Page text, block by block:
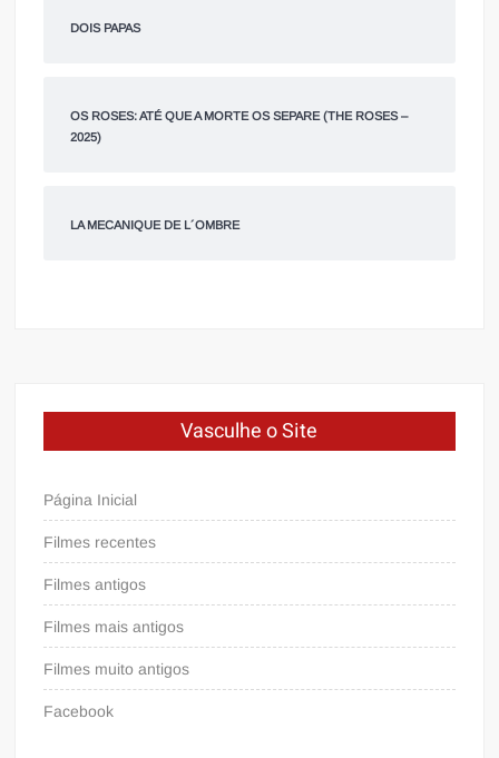
DOIS PAPAS
OS ROSES: ATÉ QUE A MORTE OS SEPARE (THE ROSES –
2025)
LA MECANIQUE DE L´OMBRE
Vasculhe o Site
Página Inicial
Filmes recentes
Filmes antigos
Filmes mais antigos
Filmes muito antigos
Facebook